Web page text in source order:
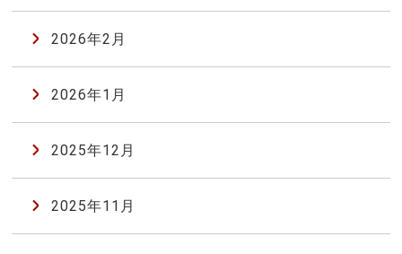
2026年2月
2026年1月
2025年12月
2025年11月